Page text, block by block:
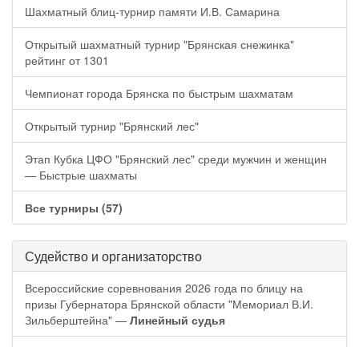
Шахматный блиц-турнир памяти И.В. Самарина
Открытый шахматный турнир "Брянская снежинка"
рейтинг от 1301
Чемпионат города Брянска по быстрым шахматам
Открытый турнир "Брянский лес"
Этап Кубка ЦФО "Брянский лес" среди мужчин и женщин
— Быстрые шахматы
Все турниры (57)
Судейство и организаторство
Всероссийские соревнования 2026 года по блицу на
призы Губернатора Брянской области "Мемориал В.И.
Зильберштейна" — Линейный судья